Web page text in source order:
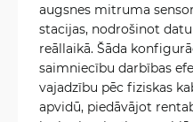
augsnes mitruma
stacijas, nodrošinot
reāllaikā. Šāda
saimniecību darbības
vajadzību pēc fiziskas
apvidū, piedāvājot